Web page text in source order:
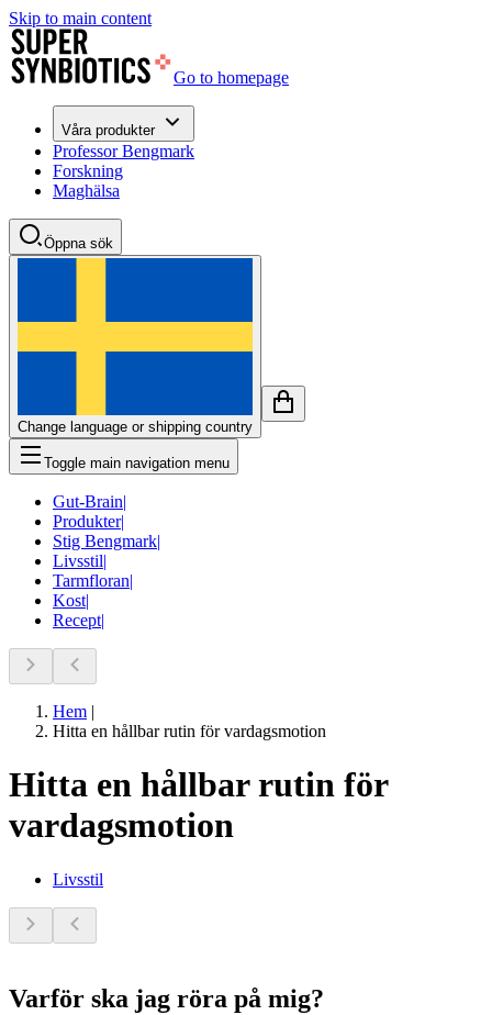
Skip to main content
Go to homepage
Våra produkter
Professor Bengmark
Forskning
Maghälsa
Öppna sök
Change language or shipping country
Toggle main navigation menu
Gut-Brain|
Produkter|
Stig Bengmark|
Livsstil|
Tarmfloran|
Kost|
Recept|
Hem |
Hitta en hållbar rutin för vardagsmotion
Hitta en hållbar rutin för
vardagsmotion
Livsstil
Varför ska jag röra på mig?